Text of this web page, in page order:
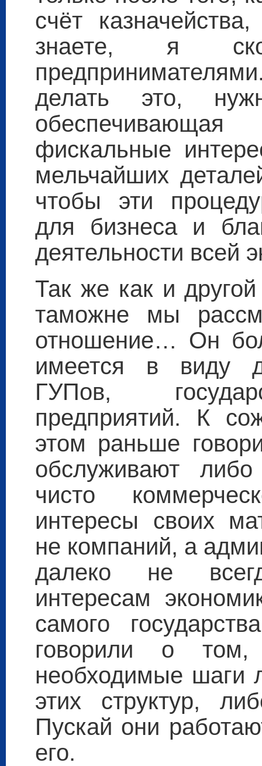
счёт
знаете, я
делать это,
обеспечивающая
фискальные
мельчайших
чтобы эти
для бизнеса и
деятельности всей
Так же как и
таможне мы
отношение… Он
имеется в виду
ГУПов,
предприятий. К
этом раньше
обслуживают
чисто
интересы своих
не компаний, а
далеко не
интересам
самого
говорили о
необходимые шаги
этих структур,
Пускай они
его.